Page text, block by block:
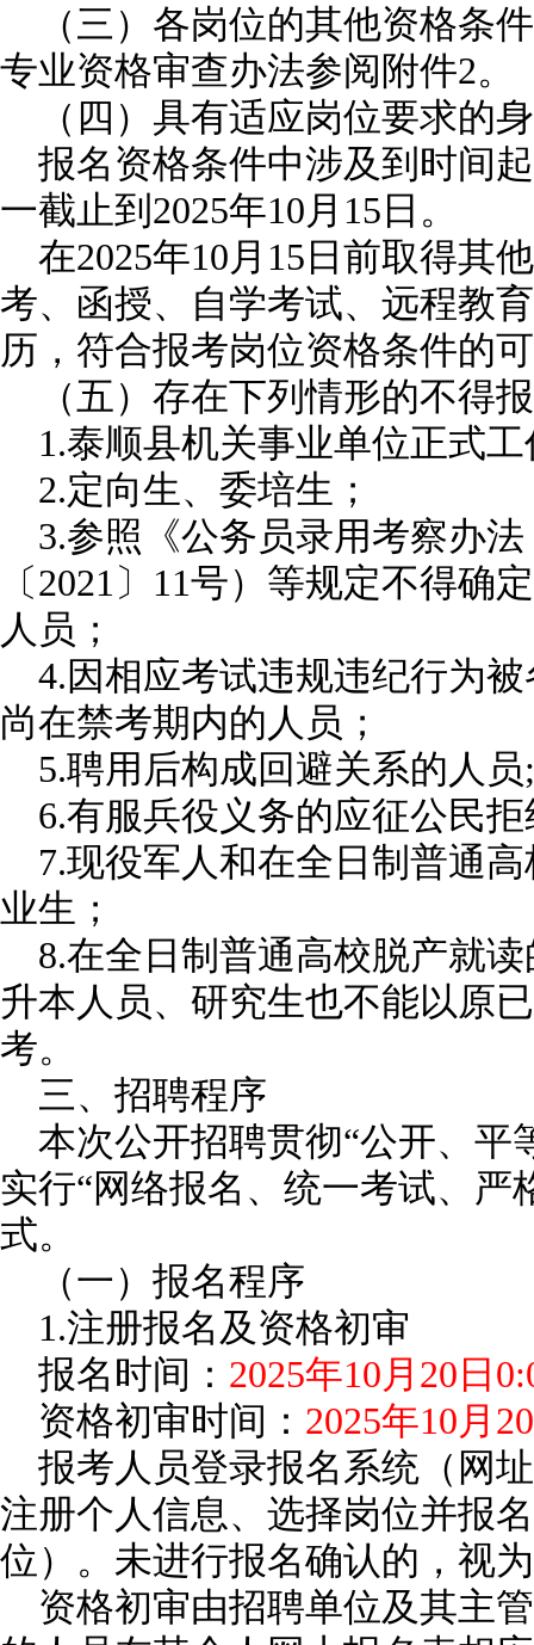
（三）各岗位的其他资格条
专业资格审查办法参阅附件2。
（四）具有适应岗位要求的
报名资格条件中涉及到时间
一截止到2025年10月15日。
在2025年10月15日前取得其
考、函授、自学考试、远程教
历，符合报考岗位资格条件的
（五）存在下列情形的不得
1.泰顺县机关事业单位正式
2.定向生、委培生；
3.参照《公务员录用考察办
〔2021〕11号）等规定不得确
人员；
4.因相应考试违规违纪行为
尚在禁考期内的人员；
5.聘用后构成回避关系的人员;
6.有服兵役义务的应征公民
7.现役军人和在全日制普通
业生；
8.在全日制普通高校脱产就
升本人员、研究生也不能以原
考。
三、招聘程序
本次公开招聘贯彻“公开、平
实行“网络报名、统一考试、严
式。
（一）报名程序
1.注册报名及资格初审
报名时间： 2025年10月20日
资格初审时间： 2025年10月
报考人员登录报名系统（网
注册个人信息、选择岗位并报
位）。未进行报名确认的，视
资格初审由招聘单位及其主